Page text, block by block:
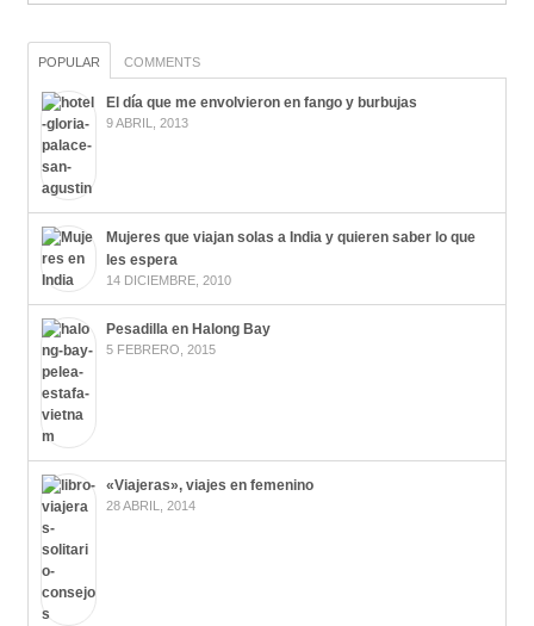
POPULAR COMMENTS
El día que me envolvieron en fango y burbujas
9 ABRIL, 2013
Mujeres que viajan solas a India y quieren saber lo que
les espera
14 DICIEMBRE, 2010
Pesadilla en Halong Bay
5 FEBRERO, 2015
«Viajeras», viajes en femenino
28 ABRIL, 2014